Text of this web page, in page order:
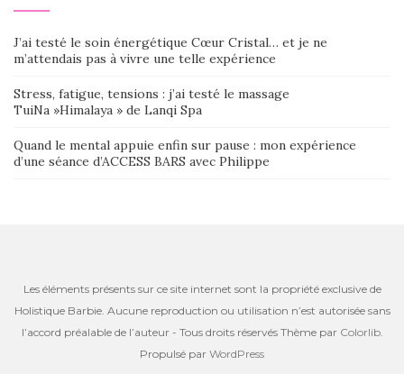
J’ai testé le soin énergétique Cœur Cristal… et je ne
m’attendais pas à vivre une telle expérience
Stress, fatigue, tensions : j’ai testé le massage
TuiNa »Himalaya » de Lanqi Spa
Quand le mental appuie enfin sur pause : mon expérience
d’une séance d’ACCESS BARS avec Philippe
Les éléments présents sur ce site internet sont la propriété exclusive de
Holistique Barbie. Aucune reproduction ou utilisation n’est autorisée sans
l’accord préalable de l’auteur - Tous droits réservés Thème par Colorlib.
Propulsé par WordPress